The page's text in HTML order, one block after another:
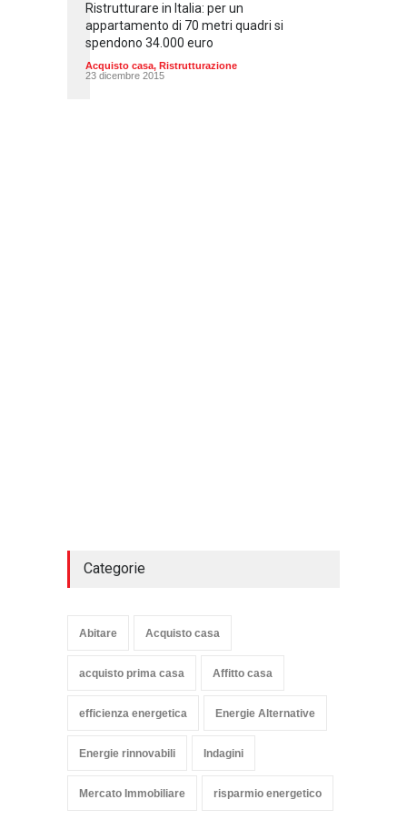
Ristrutturare in Italia: per un
appartamento di 70 metri quadri si
spendono 34.000 euro
Acquisto casa, Ristrutturazione
23 dicembre 2015
Categorie
Abitare Acquisto casa
acquisto prima casa Affitto casa
efficienza energetica Energie Alternative
Energie rinnovabili Indagini
Mercato Immobiliare risparmio energetico